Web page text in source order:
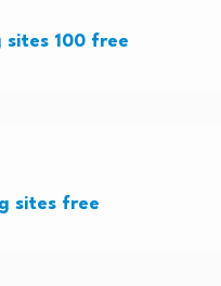
sites 100 free
sites free